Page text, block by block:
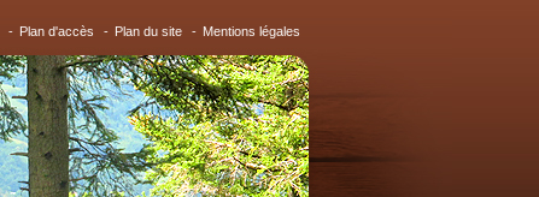
- Plan d'accès - Plan du site - Mentions légales